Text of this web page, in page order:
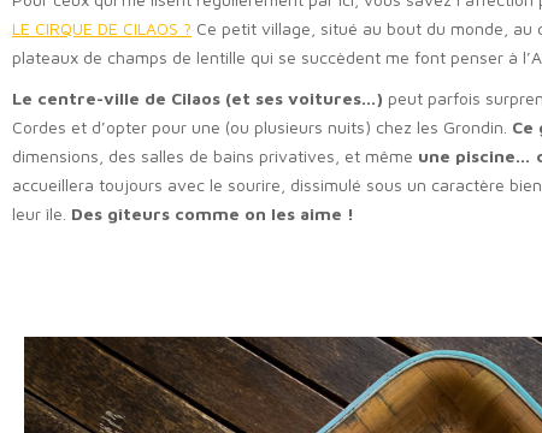
LE CIRQUE DE CILAOS ? Ce petit village, situé au bout du monde,
plateaux de champs de lentille qui se succèdent me font penser à
Le centre-ville de Cilaos (et ses voitures…) peut parfois
Cordes et d’opter pour une (ou plusieurs nuits) chez les Grondin. Ce
dimensions, des salles de bains privatives, et même une piscine…
accueillera toujours avec le sourire, dissimulé sous un caractère
leur île. Des gîteurs comme on les aime !